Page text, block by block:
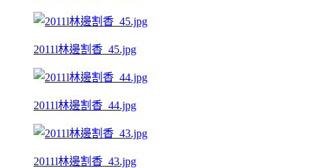
2011l林邊割香_45.jpg
2011l林邊割香_44.jpg
2011l林邊割香_43.jpg